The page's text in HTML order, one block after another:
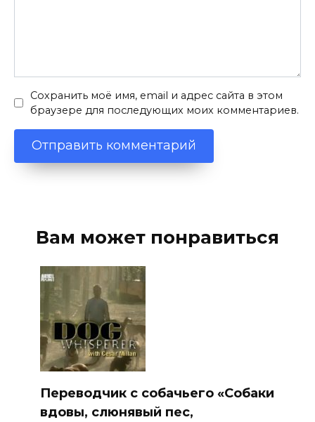
Сохранить моё имя, email и адрес сайта в этом
браузере для последующих моих комментариев.
Вам может понравиться
Переводчик с собачьего «Собаки
вдовы, слюнявый пес,